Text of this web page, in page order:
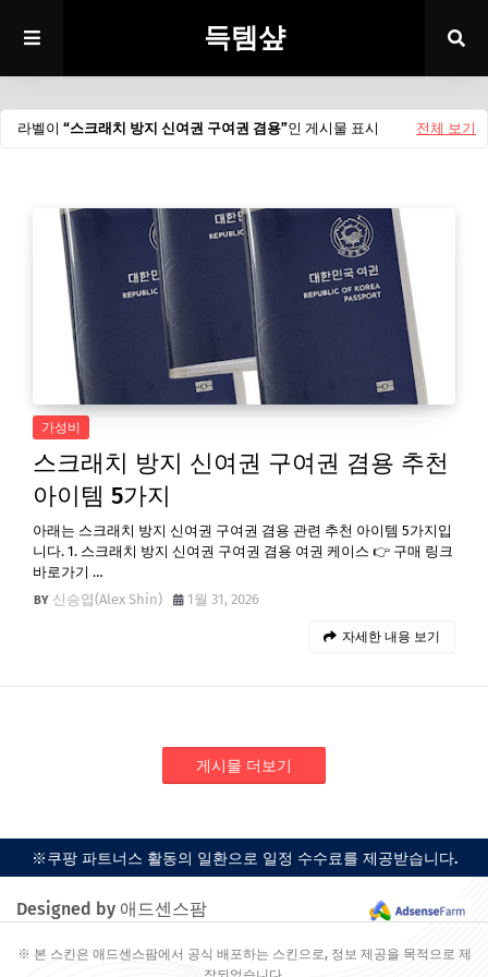
득템샾
라벨이 스크래치 방지 신여권 구여권 겸용 인 게시물 표시 전체 보기
가성비
스크래치 방지 신여권 구여권 겸용 추천
아이템 5가지
아래는 스크래치 방지 신여권 구여권 겸용 관련 추천 아이템 5가지입
니다. 1. 스크래치 방지 신여권 구여권 겸용 여권 케이스 👉 구매 링크
바로가기 …
신승엽(Alex Shin)
1월 31, 2026
자세한 내용 보기
게시물 더보기
※쿠팡 파트너스 활동의 일환으로 일정 수수료를 제공받습니다.
Designed by 애드센스팜
※ 본 스킨은 애드센스팜에서 공식 배포하는 스킨으로, 정보 제공을 목적으로 제